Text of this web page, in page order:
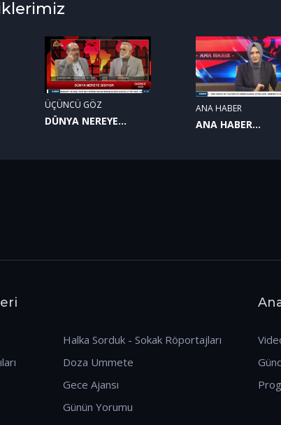
ÜÇÜNCÜ GÖZ
DÜNYA NEREYE
ANA HABER
ANA HABER
Halka Sorduk - Sokak Röportajları
Doza Ummete
Gece Ajansı
Günün Yorumu